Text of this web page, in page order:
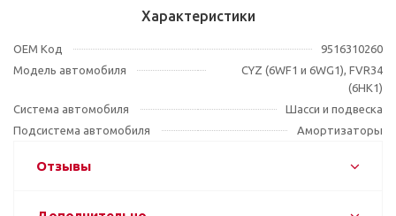
Характеристики
OEM Код
9516310260
Модель автомобиля
CYZ (6WF1 и 6WG1), FVR34
(6HK1)
Система автомобиля
Шасси и подвеска
Подсистема автомобиля
Амортизаторы
Отзывы